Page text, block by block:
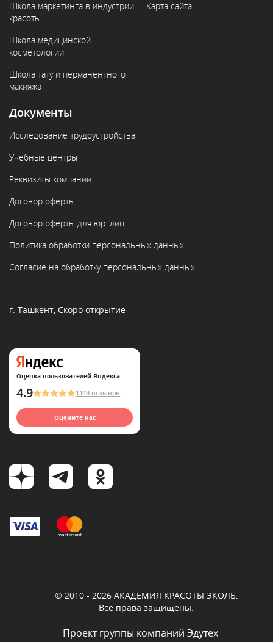
Школа маркетинга в индустрии
красоты
Школа медицинской
косметологии
Школа тату и перманентного
макияжа
Карта сайта
Документы
Исследование трудоустройства
Учебные центры
Реквизиты компании
Договор оферты
Договор оферты для юр. лиц
Политика обработки персональных данных
Согласие на обработку персональных данных
г. Ташкент, Скоро открытие
Оценка пользователей Яндекса
4.9 1149 отзывов
Оцените нас
© 2010 - 2026 АКАДЕМИЯ КРАСОТЫ ЭКОЛЬ.
Все права защищены.
Проект группы компаний Эдутех